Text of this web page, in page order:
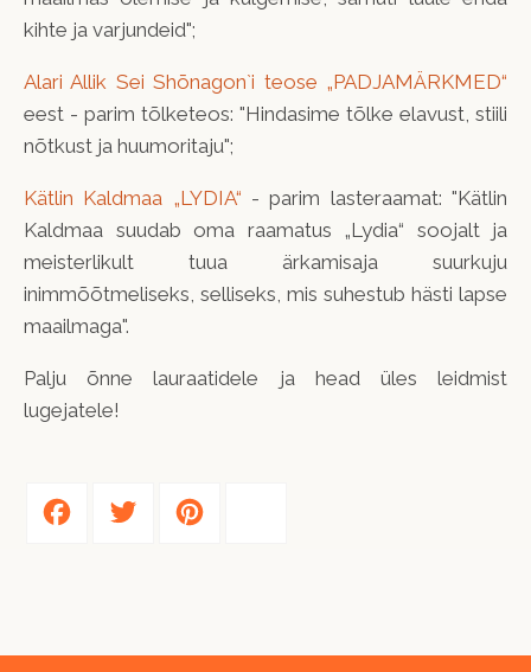
kihte ja varjundeid";
Alari Allik Sei Shōnagon`i teose „PADJAMÄRKMED“
eest - parim tõlketeos: "Hindasime tõlke elavust, stiili
nõtkust ja huumoritaju";
Kätlin Kaldmaa „LYDIA“ - parim lasteraamat: "Kätlin
Kaldmaa suudab oma raamatus „Lydia“ soojalt ja
meisterlikult tuua ärkamisaja suurkuju
inimmõõtmeliseks, selliseks, mis suhestub hästi lapse
maailmaga".
Palju õnne lauraatidele ja head üles leidmist
lugejatele!